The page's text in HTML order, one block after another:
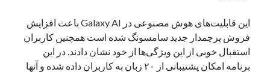
جولای 2024
ژوئن 2024
می 2024
آوریل 2024
این قابلیت‌های هوش مصنوعی در Galaxy AI باعث افزایش
فروش پرچمدار جدید سامسونگ شده است همچنین کاربران
استقبال خوبی از این ویژگی‌ها از خود نشان دادند. در این
برنامه امکان پشتیبانی از ۲۰ زبان به کاربران داده شده و آنها